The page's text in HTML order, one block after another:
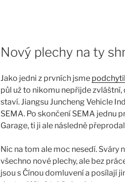
Nový plechy na ty
Jako jedni z prvních jsme
půl už to nikomu nepřijde
staví. Jiangsu Juncheng Vehicle
SEMA. Po skončení SEMA jednu
Garage, ti ji ale následně
Nic na tom ale moc nesedí. Sváry
všechno nové plechy, ale bez
jsou s Čínou domluvení a posílají